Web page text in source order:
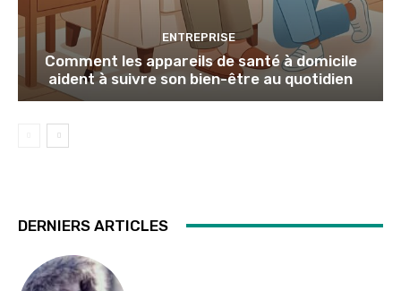
ENTREPRISE
Comment les appareils de santé à domicile
aident à suivre son bien-être au quotidien
DERNIERS ARTICLES